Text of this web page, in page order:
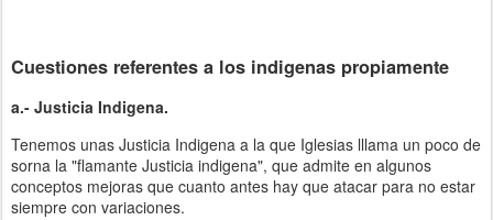
Cuestiones referentes a los indigenas propiamente
a.- Justicia Indigena.
Tenemos unas Justicia Indigena a la que Iglesias lllama un poco de
sorna la "flamante Justicia indigena", que admite en algunos
conceptos mejoras que cuanto antes hay que atacar para no estar
siempre con variaciones.